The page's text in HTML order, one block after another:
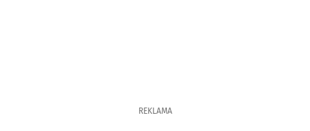
REKLAMA